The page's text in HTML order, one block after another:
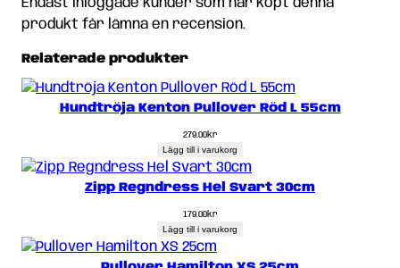
Endast inloggade kunder som har köpt denna
produkt får lämna en recension.
Relaterade produkter
Hundtröja Kenton Pullover Röd L 55cm
279.00kr
Lägg till i varukorg
Zipp Regndress Hel Svart 30cm
179.00kr
Lägg till i varukorg